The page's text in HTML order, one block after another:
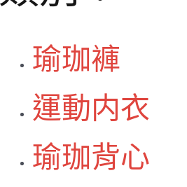
瑜珈褲
運動内衣
瑜珈背心